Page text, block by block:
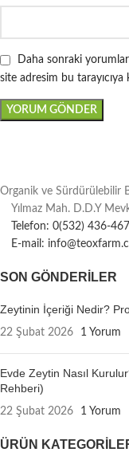
Daha sonraki
site adresim bu tarayıcıya
Organik ve Sürdürülebilir
Yılmaz Mah. D.D.Y
Telefon: 0(532) 436-
E-mail:
SON GÖNDERILER
Zeytinin İçeriği Nedir?
22 Şubat 2026 1 Yorum
Evde Zeytin Nasıl
Rehberi)
22 Şubat 2026 1 Yorum
ÜRÜN